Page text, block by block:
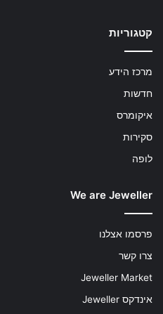
קטגוריות
מרכז הידע
חדשות
איקומרס
סקירות
לופה
We are Jeweller
פרסמו אצלנו
צרו קשר
Jeweller Market
אינדקס Jeweller